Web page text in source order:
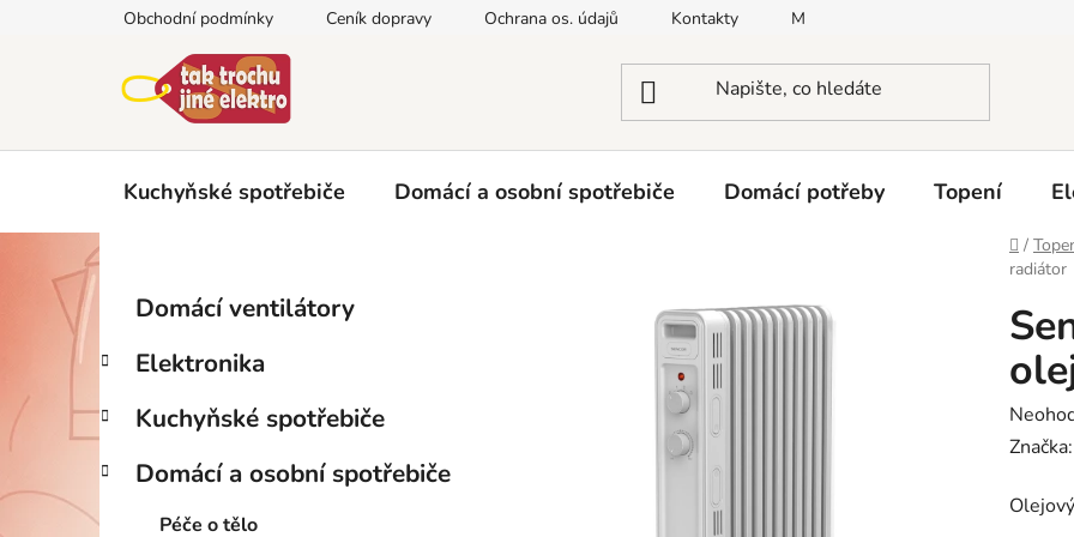
Obchodní podmínky Ceník dopravy Ochrana os. údajů Kontakty Moje objednávka
Kuchyňské spotřebiče Domácí a osobní spotřebiče Domácí potřeby Topení
Domů
/
radiátor
s
r
a
n
n
Přeskočit
kategorie
e
o
r
i
Domácí ventilátory
Elektronika
Kuchyňské spotřebiče
Domácí a osobní spotřebiče
Péče o tělo
je